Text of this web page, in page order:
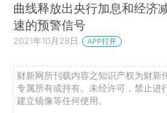
曲线释放出央行加息和经济
速的预警信号
2021年10月28日 APP打开
财新网所刊载内容之知识产权为财新
专属所有或持有。未经许可，禁止进
建立镜像等任何使用。